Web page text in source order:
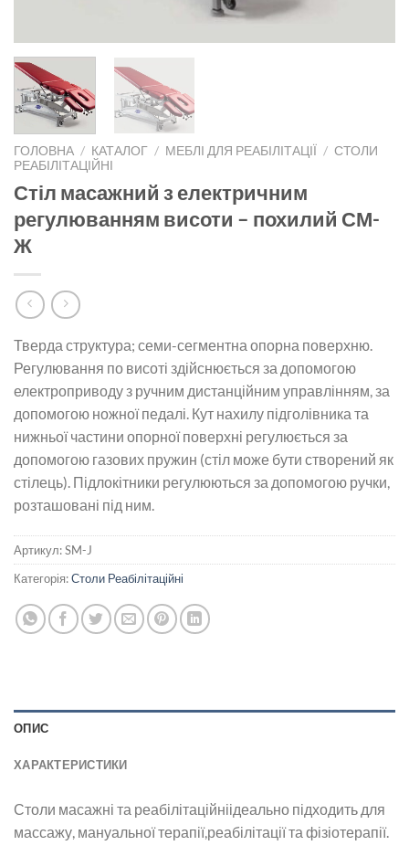
ГОЛОВНА / КАТАЛОГ / МЕБЛІ ДЛЯ РЕАБІЛІТАЦІЇ / СТОЛИ
РЕАБІЛІТАЦІЙНІ
Стіл масажний з електричним
регулюванням висоти – похилий СМ-
Ж
Тверда структура; семи-сегментна опорна поверхню.
Регулювання по висоті здійснюється за допомогою
електроприводу з ручним дистанційним управлінням, за
допомогою ножної педалі. Кут нахилу підголівника та
нижньої частини опорної поверхні регулюється за
допомогою газових пружин (стіл може бути створений як
стілець). Підлокітники регулюються за допомогою ручки,
розташовані під ним.
Артикул:SM-J
Категорія:Столи Реабілітаційні
ОПИС
ХАРАКТЕРИСТИКИ
Столи масажні та реабілітаційніідеально підходить для
массажу, мануальної терапії,реабілітації та фізіотерапії.